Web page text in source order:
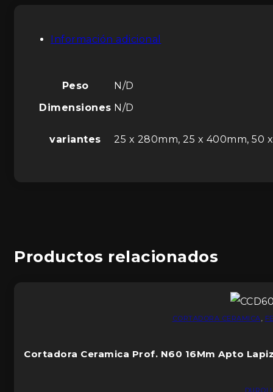
Información adicional
Peso
N/D
Dimensiones N/D
variantes 25 x 280mm, 25 x 400mm, 50
Productos relacionados
CORTADORA CERAMICA,
Cortadora Ceramica Prof. N60 16Mm Apto